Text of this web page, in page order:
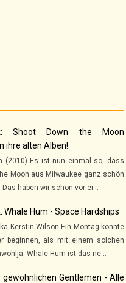
Shoot Down the Moon
ihre alten Alben!
(2010) Es ist nun einmal so, dass
Moon aus Milwaukee ganz schön
haben wir schon vor ei...
Whale Hum - Space Hardships
Kerstin Wilson Ein Montag könnte
beginnen, als mit einem solchen
Whale Hum ist das ne...
gewöhnlichen Gentlemen - Alle